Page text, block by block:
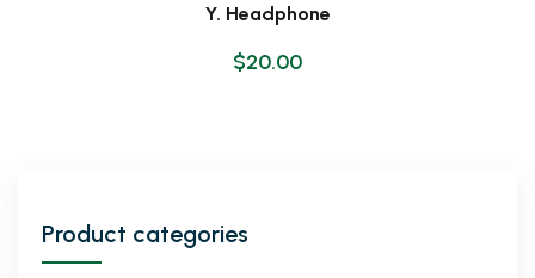
Y. Headphone
$20.00
Product categories